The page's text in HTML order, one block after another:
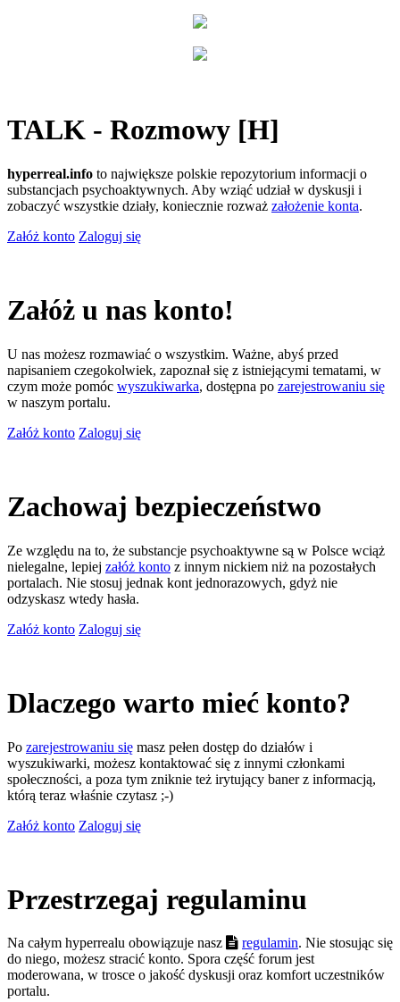
TALK - Rozmowy [H]
hyperreal.info to największe polskie repozytorium informacji o
substancjach psychoaktywnych. Aby wziąć udział w dyskusji i
zobaczyć wszystkie działy, koniecznie rozważ założenie konta.
Załóż konto Zaloguj się
Załóż u nas konto!
U nas możesz rozmawiać o wszystkim. Ważne, abyś przed
napisaniem czegokolwiek, zapoznał się z istniejącymi tematami, w
czym może pomóc wyszukiwarka, dostępna po zarejestrowaniu się
w naszym portalu.
Załóż konto Zaloguj się
Zachowaj bezpieczeństwo
Ze względu na to, że substancje psychoaktywne są w Polsce wciąż
nielegalne, lepiej załóż konto z innym nickiem niż na pozostałych
portalach. Nie stosuj jednak kont jednorazowych, gdyż nie
odzyskasz wtedy hasła.
Załóż konto Zaloguj się
Dlaczego warto mieć konto?
Po zarejestrowaniu się masz pełen dostęp do działów i
wyszukiwarki, możesz kontaktować się z innymi członkami
społeczności, a poza tym zniknie też irytujący baner z informacją,
którą teraz właśnie czytasz ;-)
Załóż konto Zaloguj się
Przestrzegaj regulaminu
Na całym hyperrealu obowiązuje nasz regulamin. Nie stosując się
do niego, możesz stracić konto. Spora część forum jest
moderowana, w trosce o jakość dyskusji oraz komfort uczestników
portalu.